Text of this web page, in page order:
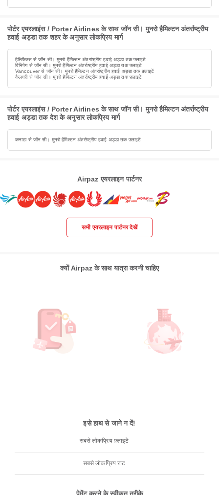
पोर्टर एयरलाइंस / Porter Airlines के साथ जॉन सी। मुनरो हैमिल्टन अंतर्राष्ट्रीय
हवाई अड्डा तक शहर के अनुसार लोकप्रिय मार्ग
हैलिफ़ैक्स से जॉन सी। मुनरो हैमिल्टन अंतर्राष्ट्रीय हवाई अड्डा तक फ़्लाइटें
विनिपेग से जॉन सी। मुनरो हैमिल्टन अंतर्राष्ट्रीय हवाई अड्डा तक फ़्लाइटें
Vancouver से जॉन सी। मुनरो हैमिल्टन अंतर्राष्ट्रीय हवाई अड्डा तक फ़्लाइटें
कैलगरी से जॉन सी। मुनरो हैमिल्टन अंतर्राष्ट्रीय हवाई अड्डा तक फ़्लाइटें
पोर्टर एयरलाइंस / Porter Airlines के साथ जॉन सी। मुनरो हैमिल्टन अंतर्राष्ट्रीय
हवाई अड्डा तक देश के अनुसार लोकप्रिय मार्ग
कनाडा से जॉन सी। मुनरो हैमिल्टन अंतर्राष्ट्रीय हवाई अड्डा तक फ़्लाइटें
Airpaz एयरलाइन पार्टनर
सभी एयरलाइन पार्टनर देखें
क्यों Airpaz के साथ यात्रा करनी चाहिए
इसे हाथ से जाने न दें!
सबसे लोकप्रिय फ़्लाइटें
सबसे लोकप्रिय रूट